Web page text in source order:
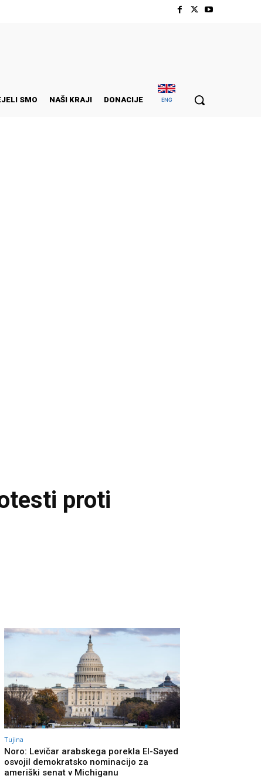
SMO NAŠI KRAJI DONACIJE ENG
proti
Tujina
Noro: Levičar arabskega porekla El-Sayed
osvojil demokratsko nominacijo za
ameriški senat v Michiganu